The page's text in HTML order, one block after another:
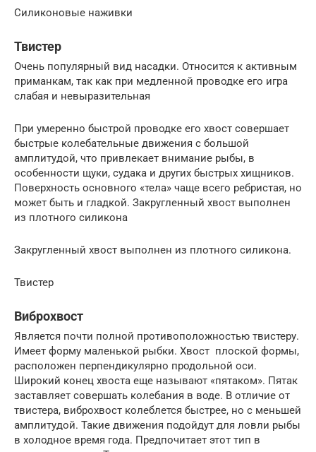
Силиконовые наживки
Твистер
Очень популярный вид насадки. Относится к активным
приманкам, так как при медленной проводке его игра
слабая и невыразительная
При умеренно быстрой проводке его хвост совершает
быстрые колебательные движения с большой
амплитудой, что привлекает внимание рыбы, в
особенности щуки, судака и других быстрых хищников.
Поверхность основного «тела» чаще всего ребристая, но
может быть и гладкой. Закругленный хвост выполнен
из плотного силикона
Закругленный хвост выполнен из плотного силикона.
Твистер
Виброхвост
Является почти полной противоположностью твистеру.
Имеет форму маленькой рыбки. Хвост плоской формы,
расположен перпендикулярно продольной оси.
Широкий конец хвоста еще называют «пятаком». Пятак
заставляет совершать колебания в воде. В отличие от
твистера, виброхвост колеблется быстрее, но с меньшей
амплитудой. Такие движения подойдут для ловли рыбы
в холодное время года. Предпочитает этот тип в